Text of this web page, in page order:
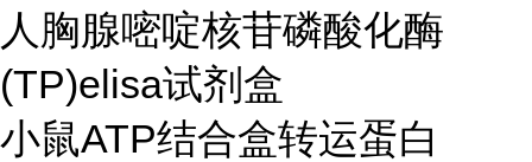
人胸腺嘧啶核苷磷酸化酶
(TP)elisa试剂盒
小鼠ATP结合盒转运蛋白